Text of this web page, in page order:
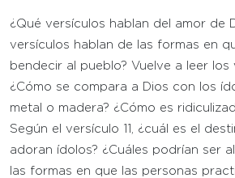
¿Qué versículos hablan del amor de
versículos hablan de las formas en
bendecir al pueblo? Vuelve a leer los
¿Cómo se compara a Dios con los
metal o madera? ¿Cómo es
Según el versículo 11, ¿cuál es el
adoran ídolos? ¿Cuáles podrían ser
las formas en que las personas